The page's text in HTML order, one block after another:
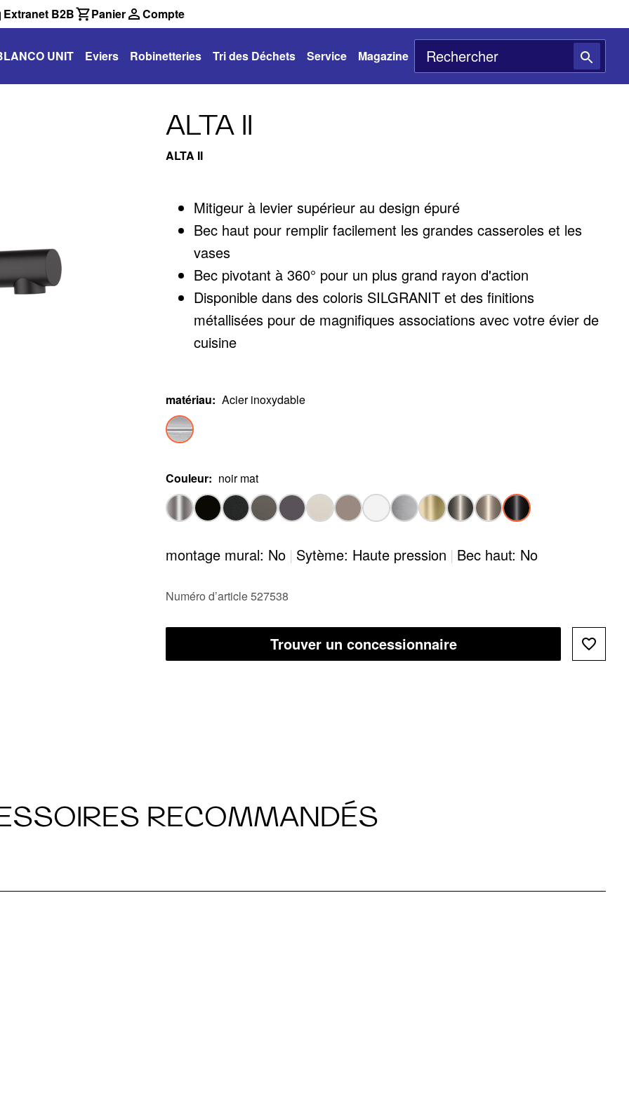
Extranet B2B Panier Compte
UNIT Eviers Robinetteries Tri des Déchets Service Magazine
ALTA II
ALTA II
Mitigeur à levier supérieur au design épuré
Bec haut pour remplir facilement les grandes casseroles et les
vases
Bec pivotant à 360° pour un plus grand rayon d'action
Disponible dans des coloris SILGRANIT et des finitions
métallisées pour de magnifiques associations avec votre évier de
cuisine
matériau: Acier inoxydable
Couleur: noir mat
montage mural: No | Sytème: Haute pression | Bec haut: No
Numéro d’article 527538
Trouver un concessionnaire
RECOMMANDÉS